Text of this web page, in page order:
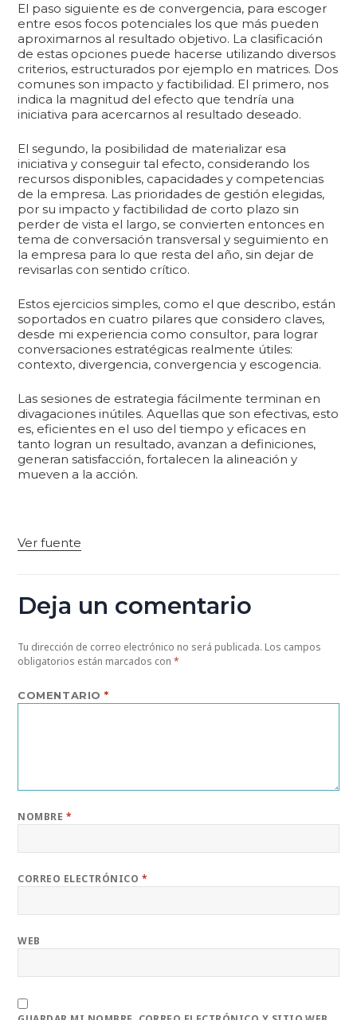
El paso siguiente es de convergencia, para escoger
entre esos focos potenciales los que más pueden
aproximarnos al resultado objetivo. La clasificación
de estas opciones puede hacerse utilizando diversos
criterios, estructurados por ejemplo en matrices. Dos
comunes son impacto y factibilidad. El primero, nos
indica la magnitud del efecto que tendría una
iniciativa para acercarnos al resultado deseado.
El segundo, la posibilidad de materializar esa
iniciativa y conseguir tal efecto, considerando los
recursos disponibles, capacidades y competencias
de la empresa. Las prioridades de gestión elegidas,
por su impacto y factibilidad de corto plazo sin
perder de vista el largo, se convierten entonces en
tema de conversación transversal y seguimiento en
la empresa para lo que resta del año, sin dejar de
revisarlas con sentido crítico.
Estos ejercicios simples, como el que describo, están
soportados en cuatro pilares que considero claves,
desde mi experiencia como consultor, para lograr
conversaciones estratégicas realmente útiles:
contexto, divergencia, convergencia y escogencia.
Las sesiones de estrategia fácilmente terminan en
divagaciones inútiles. Aquellas que son efectivas, esto
es, eficientes en el uso del tiempo y eficaces en
tanto logran un resultado, avanzan a definiciones,
generan satisfacción, fortalecen la alineación y
mueven a la acción.
Ver fuente
Deja un comentario
Tu dirección de correo electrónico no será publicada. Los campos
obligatorios están marcados con*
COMENTARIO*
NOMBRE *
CORREO ELECTRÓNICO *
WEB